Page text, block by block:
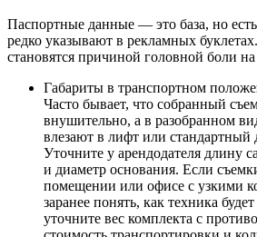
Паспортные данные — это база, но
редко указывают в рекламных
становятся причиной головной боли
Габариты в транспортном
Часто бывает, что собранный
внушительно, а в разобранном
влезают в лифт или стандартный
Уточните у арендодателя длину
и диаметр основания. Если
помещении или офисе с узкими
заранее понять, как техника
уточните вес комплекта с